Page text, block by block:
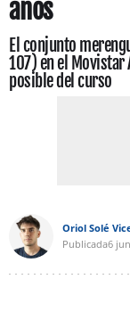
años
El conjunto
107) en el
posible del curso
Oriol Solé
Publicada6